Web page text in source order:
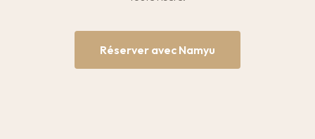
Réserver avec Namyu